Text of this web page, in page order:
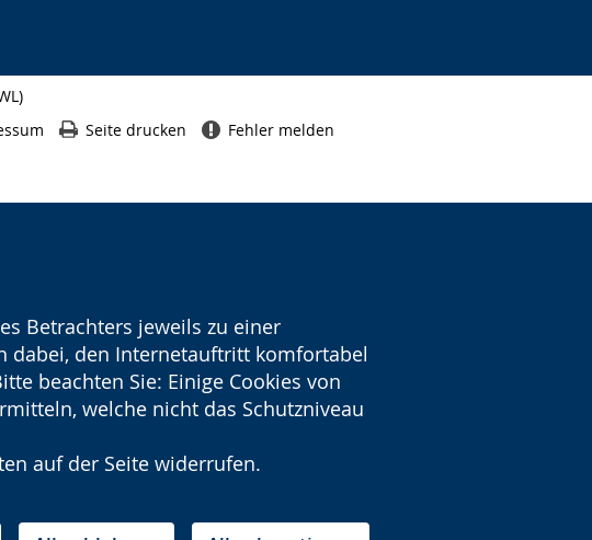
Betrachters jeweils zu einer
dabei, den Internetauftritt komfortabel
beachten Sie: Einige Cookies von
welche nicht das Schutzniveau
auf der Seite widerrufen.
Seite drucken Fehler melden